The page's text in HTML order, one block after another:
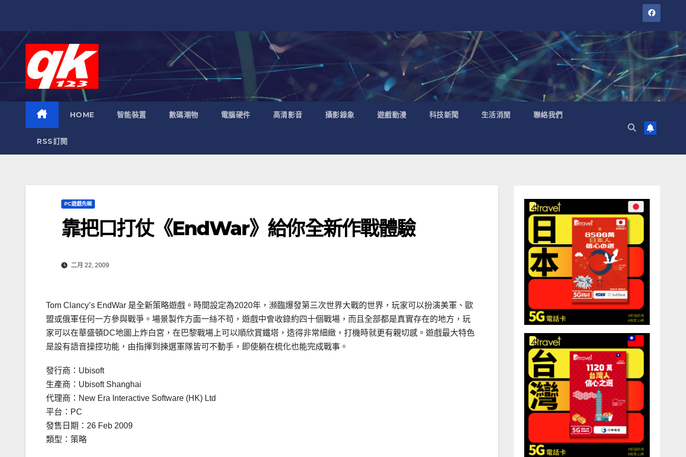
HOME 智能裝置 數碼潮物 電腦硬件 高清影音 攝影錄象 遊戲動漫 科技新聞 生活消閒 聯絡我們
RSS訂閱
PC遊戲先睇
靠把口打仗《EndWar》給你全新作戰體驗
二月 22, 2009
Tom Clancy’s EndWar 是全新策略遊戲。時間設定為2020年，瀕臨爆發第三次世界大戰的世界，玩家可以扮演美軍、歐
盟或俄軍任何一方參與戰爭。 場景製作方面一絲不苟，遊戲中會收錄約四十個戰場，而且全部都是真實存在的地方，玩
家可以在華盛頓DC地圖上炸白宮，在巴黎戰場上可以順欣賞鐵塔，造得非常細緻，打機時就更有親切感。遊戲最大特色
是設有語音操控功能，由指揮到揀選軍隊皆可不動手，即使躺在梳化也能完成戰事。
發行商：Ubisoft
生產商：Ubisoft Shanghai
代理商：New Era Interactive Software (HK) Ltd
平台：PC
發售日期：26 Feb 2009
類型：策略